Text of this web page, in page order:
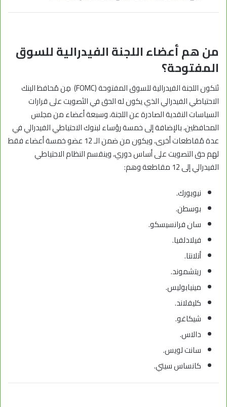
من هم أعضاء اللجنة الفيدرالية للسوق
المفتوحة؟
تَتكون اللجنة الفيدرالية للسوق المفتوحة (FOMC) مِن مُحافظ البنك
الاحتياطي الفيدرالي الذي يكون له الحق في التَصويت على قرارات
السياسات النقدية الصادرة عن اللجنة، وسبعة أعضاء منمجلس
المحافظين، بالإضافة إلى خمسة رؤساء لبنوك الاحتياطي الفيدرالي في
عدة مُقاطعات أخرى، ويكون من ضمن الـ 12 عضو خمسة أعضاء فقط
لهم حق التصويت على أساس دوري، وينقسم النظام الاحتياطي
الفيدرالي إلى 12 مقاطعة وهم:
نيويورك.
بوسطن.
سان فرانسيسكو.
فيلادلفيا.
أتلانتا.
ريتشموند.
مينيابوليس.
كليفلاند.
شيكاغو.
دالاس.
سانت لويس.
كانساس سيتي.